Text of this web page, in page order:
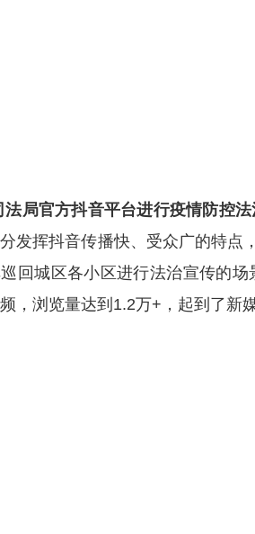
官方抖音平台进行疫情防控法
发挥抖音传播快、受众广的特点
回城区各小区进行法治宣传的
，浏览量达到1.2万+，起到了新